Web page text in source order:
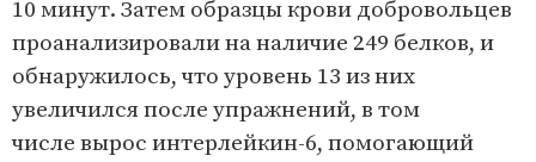
10 минут. Затем образцы крови добровольцев
проанализировали на наличие 249 белков, и
обнаружилось, что уровень 13 из них
увеличился после упражнений, в том
числе вырос интерлейкин-6, помогающий